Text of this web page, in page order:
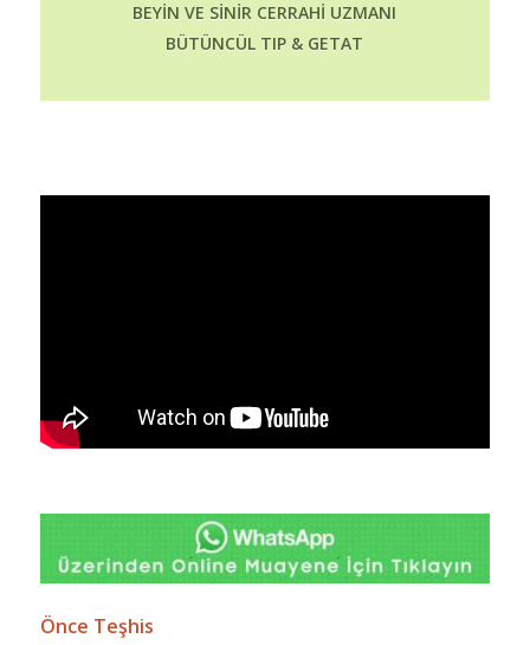
BEYIN VE SINIR CERRAHI UZMANI
BÜTÜNCÜL TIP & GETAT
Önce Teşhis